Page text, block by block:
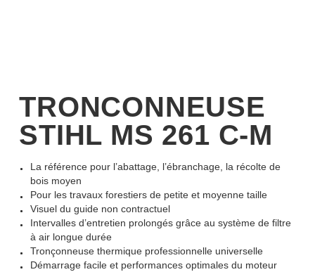
TRONCONNEUSE
STIHL MS 261 C-M
La référence pour l’abattage, l’ébranchage, la récolte de
bois moyen
Pour les travaux forestiers de petite et moyenne taille
Visuel du guide non contractuel
Intervalles d’entretien prolongés grâce au système de filtre
à air longue durée
Tronçonneuse thermique professionnelle universelle
Démarrage facile et performances optimales du moteur